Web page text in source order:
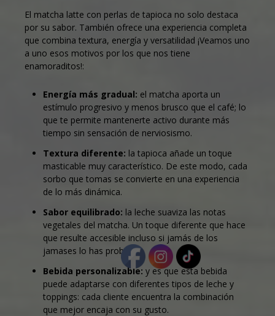
El matcha latte con perlas de tapioca no solo destaca
por su sabor. También ofrece una experiencia completa
que combina textura, energía y versatilidad ¡Veamos uno
a uno esos motivos por los que nos tiene
enamoraditos!:
Energía más gradual: el matcha aporta un
estímulo progresivo y menos brusco que el café; lo
que te permite mantenerte activo durante más
tiempo sin sensación de nerviosismo.
Textura diferente: la tapioca añade un toque
masticable muy característico. De este modo, cada
sorbo que tomas se convierte en una experiencia
de lo más dinámica.
Sabor equilibrado: la leche suaviza las notas
vegetales del matcha. Un toque diferente que hace
que resulte accesible incluso si jamás de los
jamases lo has probado.
Bebida personalizable: y es que esta bebida
puede adaptarse con diferentes tipos de leche y
toppings: cada cliente encuentra la combinación
que mejor encaja con su gusto.